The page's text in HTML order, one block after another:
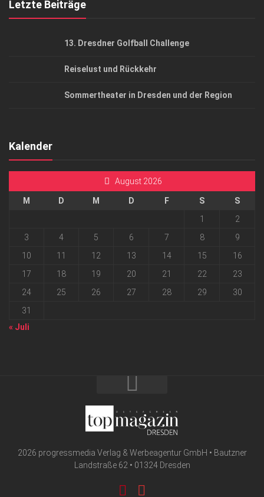
Letzte Beiträge
13. Dresdner Golfball Challenge
Reiselust und Rückkehr
Sommertheater in Dresden und der Region
Kalender
August 2026
M D M D F S
S
1
2
3
4 5 6 7 8
9
10
11 12 13 14 15
16
17
18 19 20 21 22
23
24
25 26 27 28 29
30
31
« Juli
2026 progressmedia Verlag & Werbeagentur GmbH • Bautzner
Landstraße 62 • 01324 Dresden